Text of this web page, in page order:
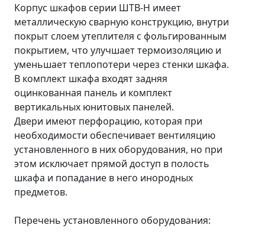
Корпус шкафов серии ШТВ-Н имеет
металлическую сварную конструкцию, внутри
покрыт слоем утеплителя с фольгированным
покрытием, что улучшает термоизоляцию и
уменьшает теплопотери через стенки шкафа.
В комплект шкафа входят задняя
оцинкованная панель и комплект
вертикальных юнитовых панелей.
Двери имеют перфорацию, которая при
необходимости обеспечивает вентиляцию
установленного в них оборудования, но при
этом исключает прямой доступ в полость
шкафа и попадание в него инородных
предметов.
Перечень установленного оборудования: